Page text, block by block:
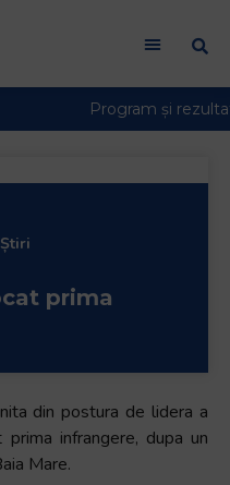
Știri
prima
din postura de lidera a
infrangere, dupa un
Mare.